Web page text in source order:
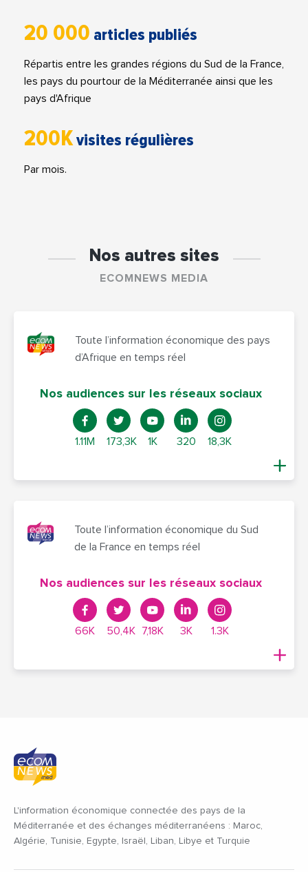
20 000 articles publiés
Répartis entre les grandes régions du Sud de la France,
les pays du pourtour de la Méditerranée ainsi que les
pays d'Afrique
200Kvisites régulières
Par mois.
Nos autres sites
ECOMNEWS MEDIA
Toute l’information économique des pays
d’Afrique en temps réel
Nos audiences sur les réseaux sociaux
1.11M 173,3K 1K 320 18,3K
Toute l’information économique du Sud
de la France en temps réel
Nos audiences sur les réseaux sociaux
66K 50,4K 7,18K 3K 1.3K
L'information économique connectée des pays de la
Méditerranée et des échanges méditerranéens : Maroc,
Algérie, Tunisie, Egypte, Israël, Liban, Libye et Turquie